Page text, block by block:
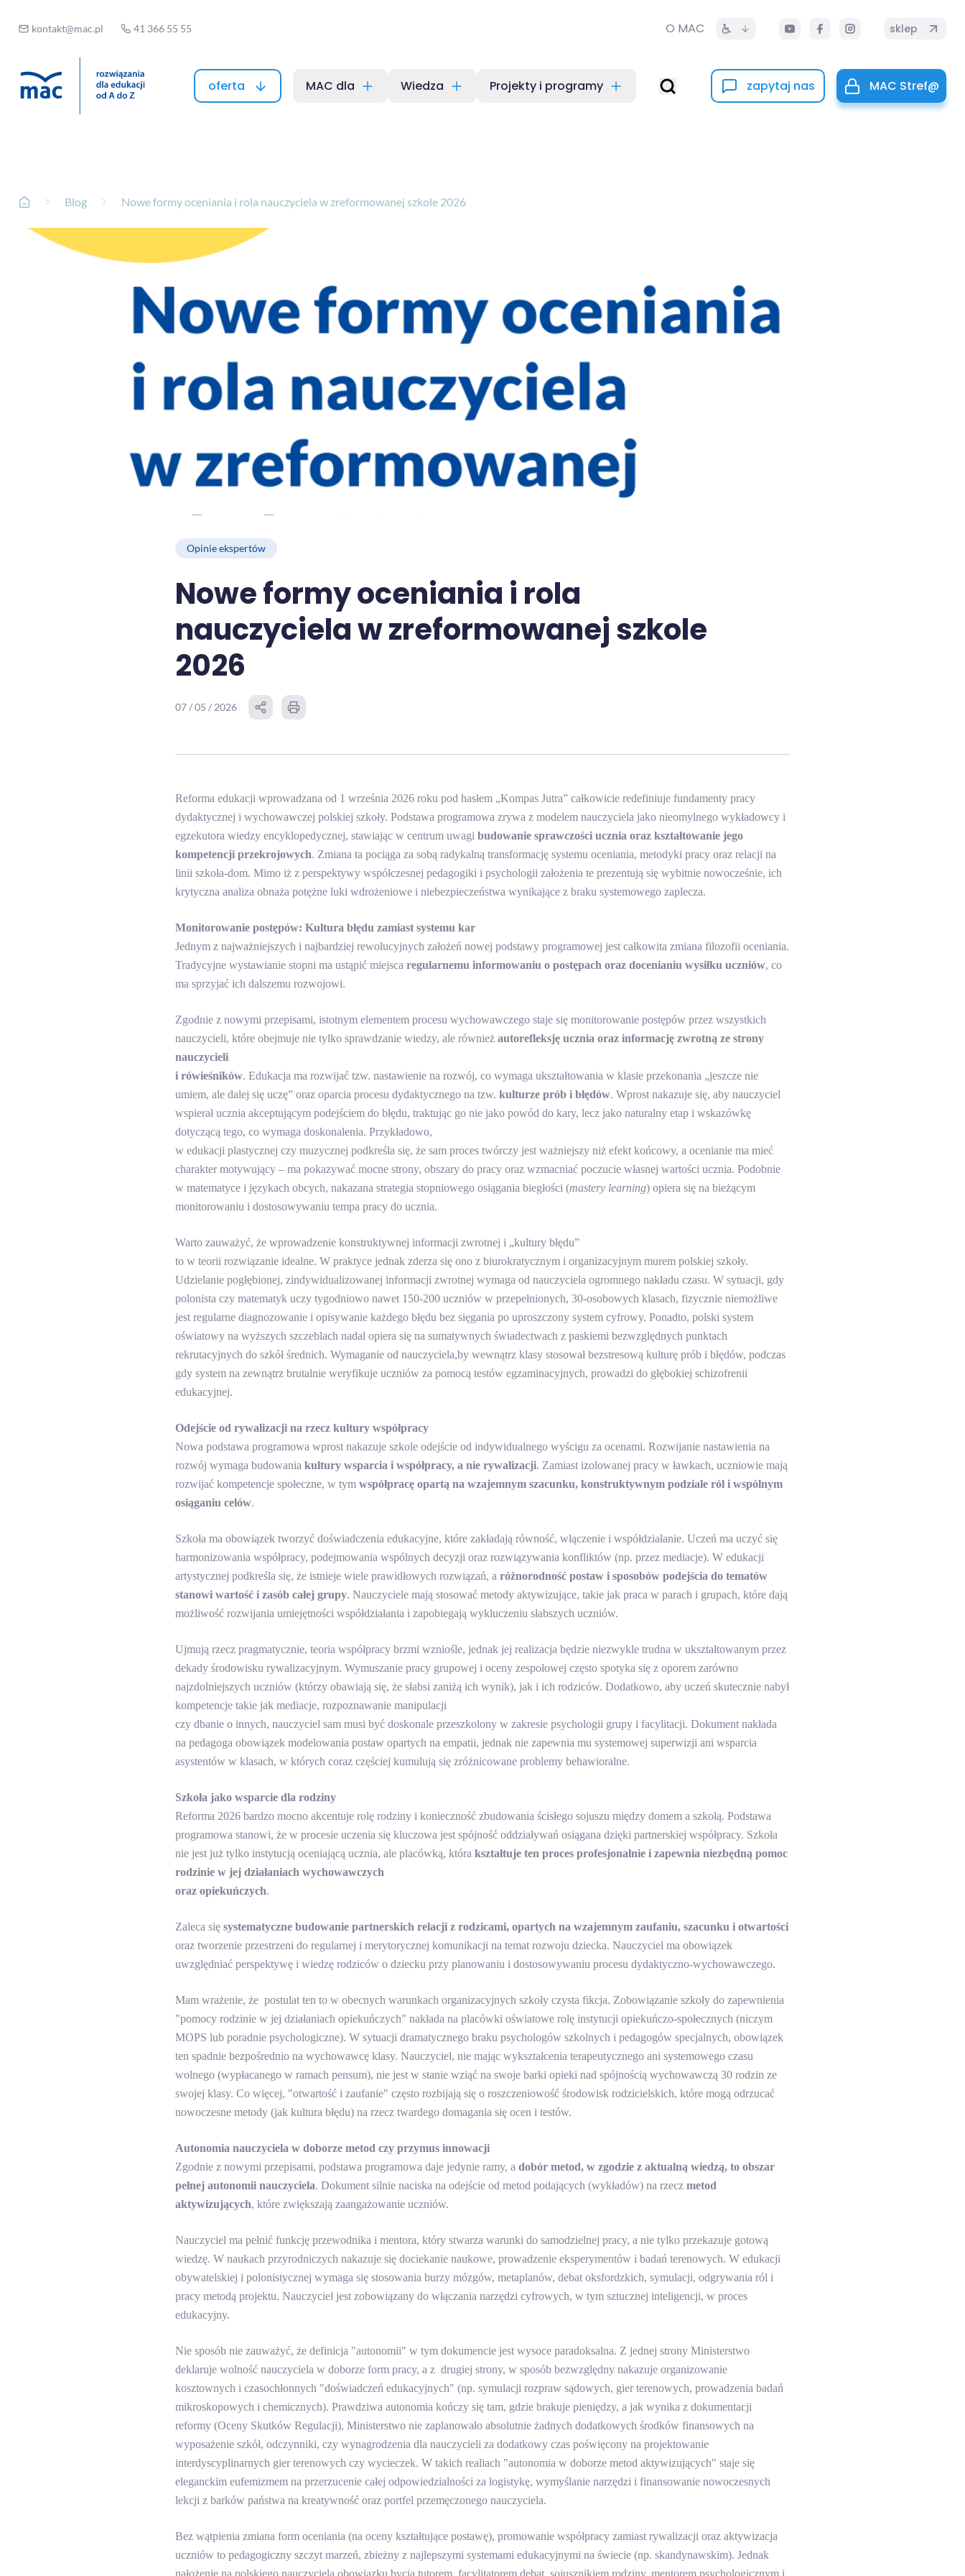
kontakt@mac.pl 41 366 55 55 O MAC sklep
oferta MAC dla Wiedza Projekty i programy zapytaj nas MAC Stref@
Blog Nowe formy oceniania i rola nauczyciela w zreformowanej szkole 2026
Opinie ekspertów
Nowe formy oceniania i rola
nauczyciela w zreformowanej szkole
2026
07 / 05 / 2026
Reforma edukacji wprowadzana od 1 września 2026 roku pod hasłem „Kompas Jutra” całkowicie redefiniuje fundamenty pracy
dydaktycznej i wychowawczej polskiej szkoły. Podstawa programowa zrywa z modelem nauczyciela jako nieomylnego wykładowcy i
egzekutora wiedzy encyklopedycznej, stawiając w centrum uwagi budowanie sprawczości ucznia oraz kształtowanie jego
kompetencji przekrojowych. Zmiana ta pociąga za sobą radykalną transformację systemu oceniania, metodyki pracy oraz relacji na
linii szkoła-dom. Mimo iż z perspektywy współczesnej pedagogiki i psychologii założenia te prezentują się wybitnie nowocześnie, ich
krytyczna analiza obnaża potężne luki wdrożeniowe i niebezpieczeństwa wynikające z braku systemowego zaplecza.
Monitorowanie postępów: Kultura błędu zamiast systemu kar
Jednym z najważniejszych i najbardziej rewolucyjnych założeń nowej podstawy programowej jest całkowita zmiana filozofii oceniania.
Tradycyjne wystawianie stopni ma ustąpić miejsca regularnemu informowaniu o postępach oraz docenianiu wysiłku uczniów, co
ma sprzyjać ich dalszemu rozwojowi.
Zgodnie z nowymi przepisami, istotnym elementem procesu wychowawczego staje się monitorowanie postępów przez wszystkich
nauczycieli, które obejmuje nie tylko sprawdzanie wiedzy, ale również autorefleksję ucznia oraz informację zwrotną ze strony
nauczycieli
i rówieśników. Edukacja ma rozwijać tzw. nastawienie na rozwój, co wymaga ukształtowania w klasie przekonania „jeszcze nie
umiem, ale dalej się uczę” oraz oparcia procesu dydaktycznego na tzw. kulturze prób i błędów. Wprost nakazuje się, aby nauczyciel
wspierał ucznia akceptującym podejściem do błędu, traktując go nie jako powód do kary, lecz jako naturalny etap i wskazówkę
dotyczącą tego, co wymaga doskonalenia. Przykładowo,
w edukacji plastycznej czy muzycznej podkreśla się, że sam proces twórczy jest ważniejszy niż efekt końcowy, a ocenianie ma mieć
charakter motywujący – ma pokazywać mocne strony, obszary do pracy oraz wzmacniać poczucie własnej wartości ucznia. Podobnie
w matematyce i językach obcych, nakazana strategia stopniowego osiągania biegłości (mastery learning) opiera się na bieżącym
monitorowaniu i dostosowywaniu tempa pracy do ucznia.
Warto zauważyć, że wprowadzenie konstruktywnej informacji zwrotnej i „kultury błędu”
to w teorii rozwiązanie idealne. W praktyce jednak zderza się ono z biurokratycznym i organizacyjnym murem polskiej szkoły.
Udzielanie pogłębionej, zindywidualizowanej informacji zwrotnej wymaga od nauczyciela ogromnego nakładu czasu. W sytuacji, gdy
polonista czy matematyk uczy tygodniowo nawet 150-200 uczniów w przepełnionych, 30-osobowych klasach, fizycznie niemożliwe
jest regularne diagnozowanie i opisywanie każdego błędu bez sięgania po uproszczony system cyfrowy. Ponadto, polski system
oświatowy na wyższych szczeblach nadal opiera się na sumatywnych świadectwach z paskiemi bezwzględnych punktach
rekrutacyjnych do szkół średnich. Wymaganie od nauczyciela,by wewnątrz klasy stosował bezstresową kulturę prób i błędów, podczas
gdy system na zewnątrz brutalnie weryfikuje uczniów za pomocą testów egzaminacyjnych, prowadzi do głębokiej schizofrenii
edukacyjnej.
Odejście od rywalizacji na rzecz kultury współpracy
Nowa podstawa programowa wprost nakazuje szkole odejście od indywidualnego wyścigu za ocenami. Rozwijanie nastawienia na
rozwój wymaga budowania kultury wsparcia i współpracy, a nie rywalizacji. Zamiast izolowanej pracy w ławkach, uczniowie mają
rozwijać kompetencje społeczne, w tym współpracę opartą na wzajemnym szacunku, konstruktywnym podziale ról i wspólnym
osiąganiu celów.
Szkoła ma obowiązek tworzyć doświadczenia edukacyjne, które zakładają równość, włączenie i współdziałanie. Uczeń ma uczyć się
harmonizowania współpracy, podejmowania wspólnych decyzji oraz rozwiązywania konfliktów (np. przez mediacje). W edukacji
artystycznej podkreśla się, że istnieje wiele prawidłowych rozwiązań, a różnorodność postaw i sposobów podejścia do tematów
stanowi wartość i zasób całej grupy. Nauczyciele mają stosować metody aktywizujące, takie jak praca w parach i grupach, które dają
możliwość rozwijania umiejętności współdziałania i zapobiegają wykluczeniu słabszych uczniów.
Ujmują rzecz pragmatycznie, teoria współpracy brzmi wzniośle, jednak jej realizacja będzie niezwykle trudna w ukształtowanym przez
dekady środowisku rywalizacyjnym. Wymuszanie pracy grupowej i oceny zespołowej często spotyka się z oporem zarówno
najzdolniejszych uczniów (którzy obawiają się, że słabsi zaniżą ich wynik), jak i ich rodziców. Dodatkowo, aby uczeń skutecznie nabył
kompetencje takie jak mediacje, rozpoznawanie manipulacji
czy dbanie o innych, nauczyciel sam musi być doskonale przeszkolony w zakresie psychologii grupy i facylitacji. Dokument nakłada
na pedagoga obowiązek modelowania postaw opartych na empatii, jednak nie zapewnia mu systemowej superwizji ani wsparcia
asystentów w klasach, w których coraz częściej kumulują się zróżnicowane problemy behawioralne.
Szkoła jako wsparcie dla rodziny
Reforma 2026 bardzo mocno akcentuje rolę rodziny i konieczność zbudowania ścisłego sojuszu między domem a szkołą. Podstawa
programowa stanowi, że w procesie uczenia się kluczowa jest spójność oddziaływań osiągana dzięki partnerskiej współpracy. Szkoła
nie jest już tylko instytucją oceniającą ucznia, ale placówką, która kształtuje ten proces profesjonalnie i zapewnia niezbędną pomoc
rodzinie w jej działaniach wychowawczych
oraz opiekuńczych.
Zaleca się systematyczne budowanie partnerskich relacji z rodzicami, opartych na wzajemnym zaufaniu, szacunku i otwartości
oraz tworzenie przestrzeni do regularnej i merytorycznej komunikacji na temat rozwoju dziecka. Nauczyciel ma obowiązek
uwzględniać perspektywę i wiedzę rodziców o dziecku przy planowaniu i dostosowywaniu procesu dydaktyczno-wychowawczego.
Mam wrażenie, że postulat ten to w obecnych warunkach organizacyjnych szkoły czysta fikcja. Zobowiązanie szkoły do zapewnienia
"pomocy rodzinie w jej działaniach opiekuńczych" nakłada na placówki oświatowe rolę instytucji opiekuńczo-społecznych (niczym
MOPS lub poradnie psychologiczne). W sytuacji dramatycznego braku psychologów szkolnych i pedagogów specjalnych, obowiązek
ten spadnie bezpośrednio na wychowawcę klasy. Nauczyciel, nie mając wykształcenia terapeutycznego ani systemowego czasu
wolnego (wypłacanego w ramach pensum), nie jest w stanie wziąć na swoje barki opieki nad spójnością wychowawczą 30 rodzin ze
swojej klasy. Co więcej, "otwartość i zaufanie" często rozbijają się o roszczeniowość środowisk rodzicielskich, które mogą odrzucać
nowoczesne metody (jak kultura błędu) na rzecz twardego domagania się ocen i testów.
Autonomia nauczyciela w doborze metod czy przymus innowacji
Zgodnie z nowymi przepisami, podstawa programowa daje jedynie ramy, a dobór metod, w zgodzie z aktualną wiedzą, to obszar
pełnej autonomii nauczyciela. Dokument silnie naciska na odejście od metod podających (wykładów) na rzecz metod
aktywizujących, które zwiększają zaangażowanie uczniów.
Nauczyciel ma pełnić funkcję przewodnika i mentora, który stwarza warunki do samodzielnej pracy, a nie tylko przekazuje gotową
wiedzę. W naukach przyrodniczych nakazuje się dociekanie naukowe, prowadzenie eksperymentów i badań terenowych. W edukacji
obywatelskiej i polonistycznej wymaga się stosowania burzy mózgów, metaplanów, debat oksfordzkich, symulacji, odgrywania ról i
pracy metodą projektu. Nauczyciel jest zobowiązany do włączania narzędzi cyfrowych, w tym sztucznej inteligencji, w proces
edukacyjny.
Nie sposób nie zauważyć, że definicja "autonomii" w tym dokumencie jest wysoce paradoksalna. Z jednej strony Ministerstwo
deklaruje wolność nauczyciela w doborze form pracy, a z drugiej strony, w sposób bezwzględny nakazuje organizowanie
kosztownych i czasochłonnych "doświadczeń edukacyjnych" (np. symulacji rozpraw sądowych, gier terenowych, prowadzenia badań
mikroskopowych i chemicznych). Prawdziwa autonomia kończy się tam, gdzie brakuje pieniędzy, a jak wynika z dokumentacji
reformy (Oceny Skutków Regulacji), Ministerstwo nie zaplanowało absolutnie żadnych dodatkowych środków finansowych na
wyposażenie szkół, odczynniki, czy wynagrodzenia dla nauczycieli za dodatkowy czas poświęcony na projektowanie
interdyscyplinarnych gier terenowych czy wycieczek. W takich realiach "autonomia w doborze metod aktywizujących" staje się
eleganckim eufemizmem na przerzucenie całej odpowiedzialności za logistykę, wymyślanie narzędzi i finansowanie nowoczesnych
lekcji z barków państwa na kreatywność oraz portfel przemęczonego nauczyciela.
Bez wątpienia zmiana form oceniania (na oceny kształtujące postawę), promowanie współpracy zamiast rywalizacji oraz aktywizacja
uczniów to pedagogiczny szczyt marzeń, zbieżny z najlepszymi systemami edukacyjnymi na świecie (np. skandynawskim). Jednak
nałożenie na polskiego nauczyciela obowiązku bycia tutorem, facylitatorem debat, sojusznikiem rodziny, mentorem psychologicznym i